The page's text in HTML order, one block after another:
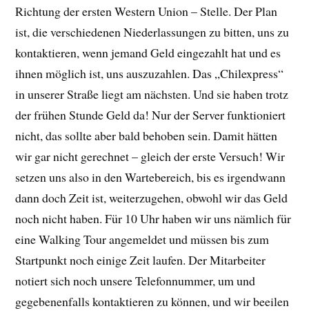
Richtung der ersten Western Union – Stelle. Der Plan
ist, die verschiedenen Niederlassungen zu bitten, uns zu
kontaktieren, wenn jemand Geld eingezahlt hat und es
ihnen möglich ist, uns auszuzahlen. Das „Chilexpress“
in unserer Straße liegt am nächsten. Und sie haben trotz
der frühen Stunde Geld da! Nur der Server funktioniert
nicht, das sollte aber bald behoben sein. Damit hätten
wir gar nicht gerechnet – gleich der erste Versuch! Wir
setzen uns also in den Wartebereich, bis es irgendwann
dann doch Zeit ist, weiterzugehen, obwohl wir das Geld
noch nicht haben. Für 10 Uhr haben wir uns nämlich für
eine Walking Tour angemeldet und müssen bis zum
Startpunkt noch einige Zeit laufen. Der Mitarbeiter
notiert sich noch unsere Telefonnummer, um und
gegebenenfalls kontaktieren zu können, und wir beeilen